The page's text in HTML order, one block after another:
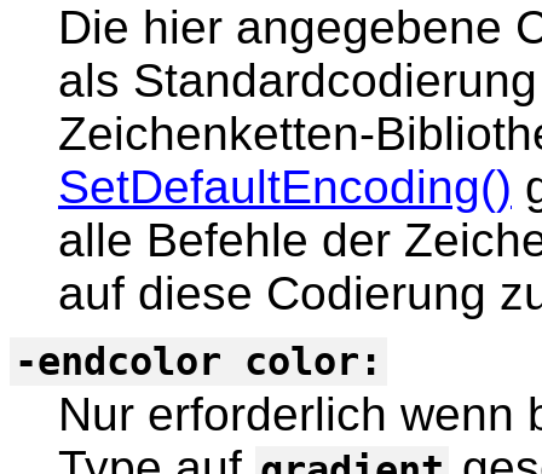
Die hier angegebene
als
Zeichenketten-
SetDefaultEncoding()
alle Befehle der
auf diese Codierung
-endcolor color:
Nur erforderlich wenn